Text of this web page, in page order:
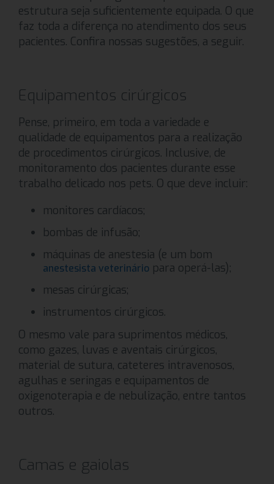
estrutura seja suficientemente equipada. O que
faz toda a diferença no atendimento dos seus
pacientes. Confira nossas sugestões, a seguir.
Equipamentos cirúrgicos
Pense, primeiro, em toda a variedade e
qualidade de equipamentos para a realização
de procedimentos cirúrgicos. Inclusive, de
monitoramento dos pacientes durante esse
trabalho delicado nos pets. O que deve incluir:
monitores cardíacos;
bombas de infusão;
máquinas de anestesia (e um bom
anestesista veterinário para operá-las);
mesas cirúrgicas;
instrumentos cirúrgicos.
O mesmo vale para suprimentos médicos,
como gazes, luvas e aventais cirúrgicos,
material de sutura, cateteres intravenosos,
agulhas e seringas e equipamentos de
oxigenoterapia e de nebulização, entre tantos
outros.
Camas e gaiolas